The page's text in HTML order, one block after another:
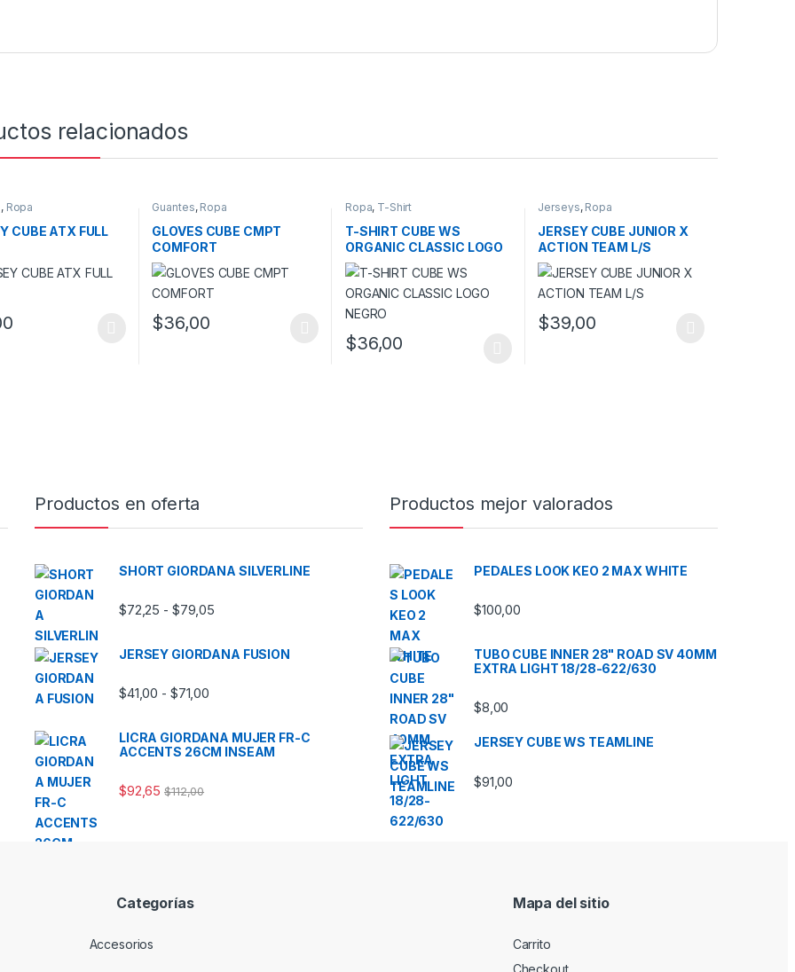
relacionados
, Ropa
CUBE ATX FULL
tiene múltiples variantes. Las opciones se pueden elegir en la página de producto
Guantes, Ropa
GLOVES CUBE CMPT
COMFORT
$36,00
Este producto tiene múltiples variantes. Las opciones se pueden elegir en la página de producto
Ropa, T-Shirt
T-SHIRT CUBE WS
ORGANIC CLASSIC LOGO
NEGRO
$36,00
Jerseys, Ropa
JERSEY CUBE JUNIOR X
ACTION TEAM L/S
$39,00
Productos en oferta
SHORT GIORDANA SILVERLINE
$72,25 - $79,05 Rango de precios: desde $72,25 hasta $79,05
JERSEY GIORDANA FUSION
$41,00 - $71,00 Rango de precios: desde $41,00 hasta $71,00
LICRA GIORDANA MUJER FR-C
ACCENTS 26CM INSEAM
$92,65 $112,00
Productos mejor valorados
PEDALES LOOK KEO 2 MAX WHITE
$100,00
TUBO CUBE INNER 28" ROAD SV 40MM
EXTRA LIGHT 18/28-622/630
$8,00
JERSEY CUBE WS TEAMLINE
$91,00
Categorías
Accesorios
Mapa del sitio
Carrito